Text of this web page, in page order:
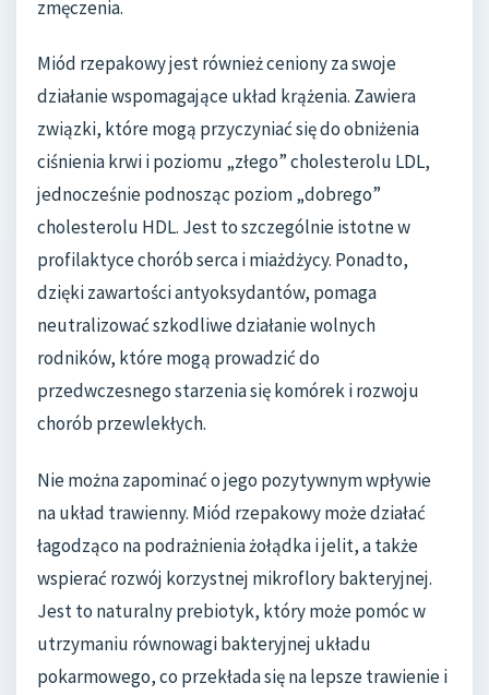
zmęczenia.
Miód rzepakowy jest również ceniony za swoje
działanie wspomagające układ krążenia. Zawiera
związki, które mogą przyczyniać się do obniżenia
ciśnienia krwi i poziomu „złego” cholesterolu LDL,
jednocześnie podnosząc poziom „dobrego”
cholesterolu HDL. Jest to szczególnie istotne w
profilaktyce chorób serca i miażdżycy. Ponadto,
dzięki zawartości antyoksydantów, pomaga
neutralizować szkodliwe działanie wolnych
rodników, które mogą prowadzić do
przedwczesnego starzenia się komórek i rozwoju
chorób przewlekłych.
Nie można zapominać o jego pozytywnym wpływie
na układ trawienny. Miód rzepakowy może działać
łagodząco na podrażnienia żołądka i jelit, a także
wspierać rozwój korzystnej mikroflory bakteryjnej.
Jest to naturalny prebiotyk, który może pomóc w
utrzymaniu równowagi bakteryjnej układu
pokarmowego, co przekłada się na lepsze trawienie i